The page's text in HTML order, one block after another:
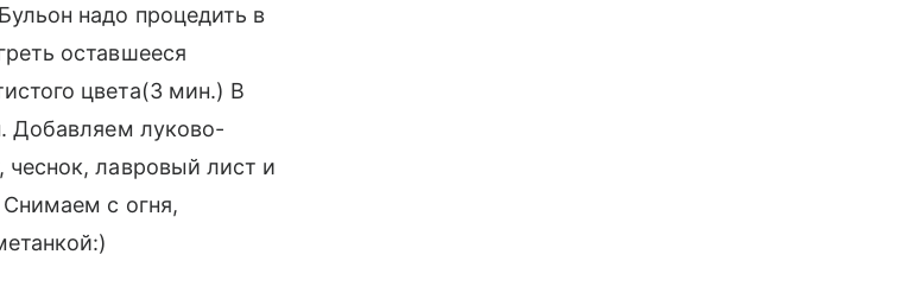
надо процедить в
оставшееся
цвета(3 мин.) В
Добавляем луково-
лавровый лист и
с огня,